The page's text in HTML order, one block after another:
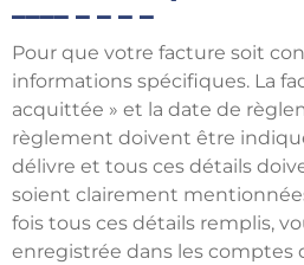
Pour que votre facture soit
informations spécifiques. La
acquittée » et la date de
règlement doivent être
délivre et tous ces détails
soient clairement
fois tous ces détails remplis,
enregistrée dans les comptes